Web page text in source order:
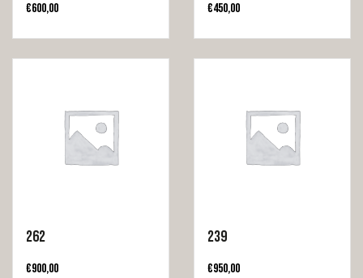
€600,00 €450,00
262
€900,00
239
€950,00